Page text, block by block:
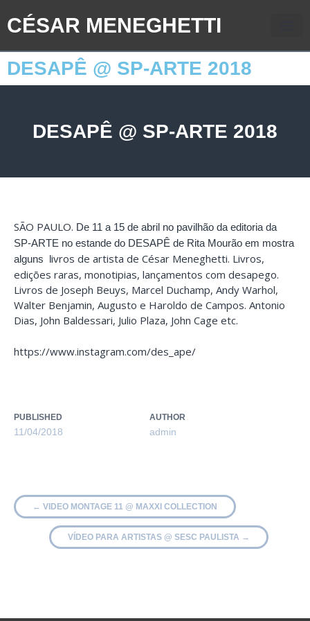
CÉSAR MENEGHETTI
DESAPÊ @ SP-ARTE 2018
DESAPÊ @ SP-ARTE 2018
SÃO PAULO. De 11 a 15 de abril no pavilhão da editoria da
SP-ARTE no estande do DESAPÊ de Rita Mourão em mostra
alguns livros de artista de César Meneghetti. Livros,
edições raras, monotipias, lançamentos com desapego.
Livros de Joseph Beuys, Marcel Duchamp, Andy Warhol,
Walter Benjamin, Augusto e Haroldo de Campos. Antonio
Dias, John Baldessari, Julio Plaza, John Cage etc.
https://www.instagram.com/des_ape/
PUBLISHED
11/04/2018
AUTHOR
admin
← VIDEO MONTAGE 11 @ MAXXI COLLECTION
VÍDEO PARA ARTISTAS @ SESC PAULISTA →